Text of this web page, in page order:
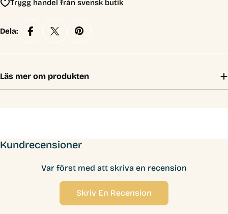
Trygg handel från svensk butik
Dela:
Läs mer om produkten
Kundrecensioner
Var först med att skriva en recension
Skriv En Recension